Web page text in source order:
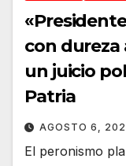
con dureza
un juicio
Patria
AGOSTO 6,
El peronismo